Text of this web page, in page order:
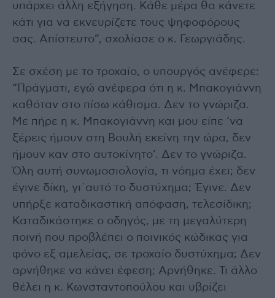
υπάρχει άλλη εξήγηση. Κάθε μέρα θα κάνετε
κάτι για να εκνευρίζετε τους ψηφοφόρους
σας. Απίστευτο”, σχολίασε ο κ. Γεωργιάδης.
Σε σχέση με το τροχαίο, ο υπουργός ανέφερε:
“Πράγματι, εγώ ανέφερα ότι η κ. Μπακογιάννη
καθόταν στο πίσω κάθισμα. Δεν το γνώριζα.
Με πήρε η κ. Μπακογιάννη και μου είπε ‘να
ξέρεις ήμουν στη Βουλή εκείνη την ώρα, δεν
ήμουν καν στο αυτοκίνητο’. Δεν το γνώριζα.
Όλη αυτή συνωμοσιολογία, τι νόημα έχει; δεν
έγινε δίκη, γι΄αυτό το δυστύχημα; Έγινε. Δεν
υπήρξε καταδικαστική απόφαση, τελεσίδικη;
Καταδικάστηκε ο οδηγός, με τη μεγαλύτερη
ποινή που προβλέπει ο ποινικός κώδικας για
φόνο εξ αμελείας, σε τροχαίο δυστύχημα; Δεν
αρνήθηκε να κάνει έφεση; Αρνήθηκε. Τι άλλο
θέλει η κ. Κωνσταντοπούλου και υβρίζει